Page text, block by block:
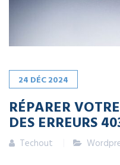
24 DÉC2024
RÉPARER
DES ERREURS
Techout